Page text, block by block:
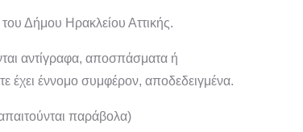
Δήμου Ηρακλείου Αττικής.
αντίγραφα, αποσπάσματα ή
έχει έννομο συμφέρον, αποδεδειγμένα.
παράβολα)